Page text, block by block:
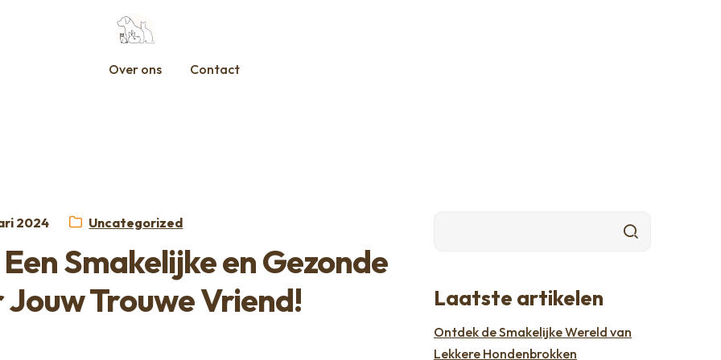
Over ons Contact
2024 Categorie:
Uncategorized
Smakelijke en Gezonde
Trouwe Vriend!
Laatste artikelen
Ontdek de Smakelijke Wereld van
Lekkere Hondenbrokken